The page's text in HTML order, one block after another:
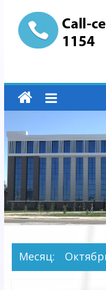
АО
сетей"
АО
"Бухарское
Электрических
Месяц: